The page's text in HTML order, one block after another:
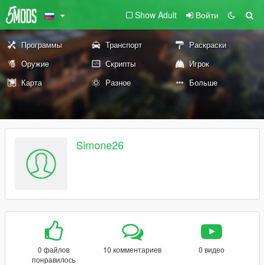
Show Adult Войти
Программы Транспорт
Раскраски
Оружие
Скрипты
Игрок
Карта
Разное Больше
Simone26
0 файлов
понравилось
10 комментариев 0 видео